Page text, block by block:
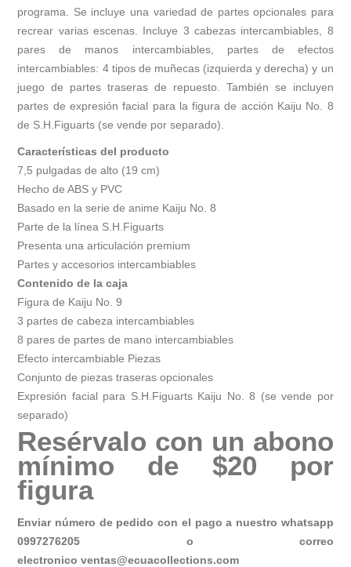
programa. Se incluye una variedad de partes opcionales para
recrear varias escenas. Incluye 3 cabezas intercambiables, 8
pares de manos intercambiables, partes de efectos
intercambiables: 4 tipos de muñecas (izquierda y derecha) y un
juego de partes traseras de repuesto. También se incluyen
partes de expresión facial para la figura de acción Kaiju No. 8
de S.H.Figuarts (se vende por separado).
Características del producto
7,5 pulgadas de alto (19 cm)
Hecho de ABS y PVC
Basado en la serie de anime Kaiju No. 8
Parte de la línea S.H.Figuarts
Presenta una articulación premium
Partes y accesorios intercambiables
Contenido de la caja
Figura de Kaiju No. 9
3 partes de cabeza intercambiables
8 pares de partes de mano intercambiables
Efecto intercambiable Piezas
Conjunto de piezas traseras opcionales
Expresión facial para S.H.Figuarts Kaiju No. 8 (se vende por
separado)
Resérvalo con un abono
mínimo de $20 por
figura
Enviar número de pedido con el pago a nuestro whatsapp
0997276205 o correo
electronicoventas@ecuacollections.com